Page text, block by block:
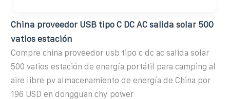
China proveedor USB tipo C DC AC salida solar 500
vatios estación
Compre china proveedor usb tipo c dc ac salida solar
500 vatios estación de energía portátil para camping al
aire libre pv almacenamiento de energía de China por
196 USD en dongguan chy power